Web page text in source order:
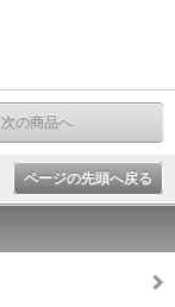
次の商品へ
ページの先頭へ戻る